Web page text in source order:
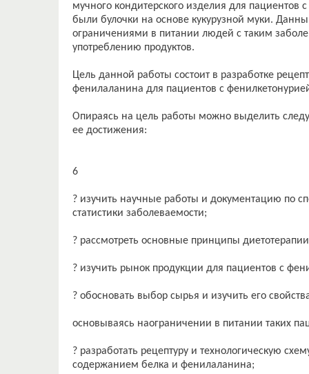
мучного кондитерского изделия для
были булочки на основе кукурузной муки.
ограничениями в питании людей с таким
употреблению продуктов.
Цель данной работы состоит в разработке
фенилаланина для пациентов с
Опираясь на цель работы можно выделить
ее достижения:
6
? изучить научные работы и документацию по
статистики заболеваемости;
? рассмотреть основные принципы
? изучить рынок продукции для пациентов с
? обосновать выбор сырья и изучить его
основываясь наограничении в питании таких
? разработать рецептуру и технологическую
содержанием белка и фенилаланина;